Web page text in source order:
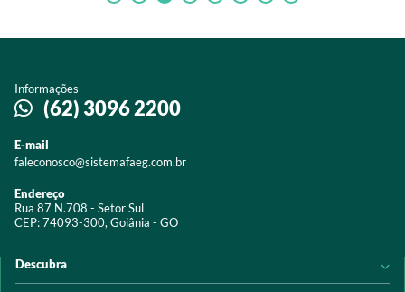
Informações
(62) 3096 2200
E-mail
faleconosco@sistemafaeg.com.br
Endereço
Rua 87 N.708 - Setor Sul
CEP: 74093-300, Goiânia - GO
Descubra